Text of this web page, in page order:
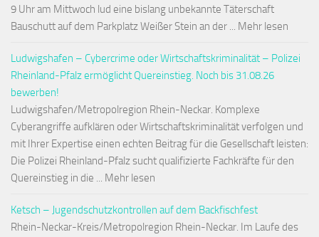
9 Uhr am Mittwoch lud eine bislang unbekannte Täterschaft
Bauschutt auf dem Parkplatz Weißer Stein an der ... Mehr lesen
Ludwigshafen – Cybercrime oder Wirtschaftskriminalität – Polizei
Rheinland-Pfalz ermöglicht Quereinstieg. Noch bis 31.08.26
bewerben!
Ludwigshafen/Metropolregion Rhein-Neckar. Komplexe
Cyberangriffe aufklären oder Wirtschaftskriminalität verfolgen und
mit Ihrer Expertise einen echten Beitrag für die Gesellschaft leisten:
Die Polizei Rheinland-Pfalz sucht qualifizierte Fachkräfte für den
Quereinstieg in die ... Mehr lesen
Ketsch – Jugendschutzkontrollen auf dem Backfischfest
Rhein-Neckar-Kreis/Metropolregion Rhein-Neckar. Im Laufe des